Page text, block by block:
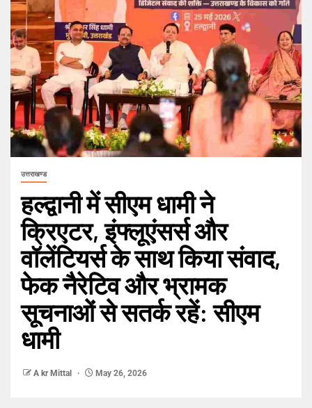
उत्तराखण्ड
हल्द्वानी में सीएम धामी ने
क्रिएटर, इंफ्लूएंसर्स और
वॉलेंटियर्स के साथ किया संवाद,
फेक नैरेटिव और भ्रामक
सूचनाओं से सतर्क रहें: सीएम
धामी
A kr Mittal May 26, 2026